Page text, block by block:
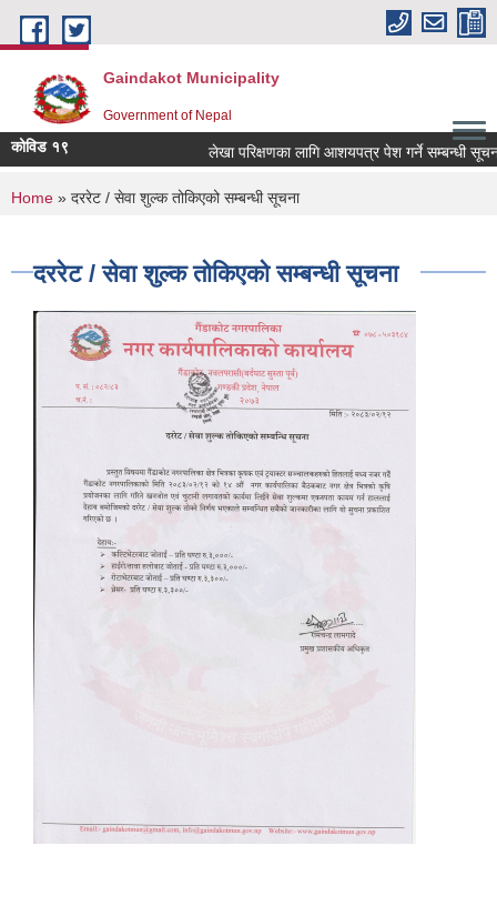
Skip to main content
Gaindakot Municipality
Government of Nepal
कोविड १९ लेखा परिक्षणका लागि आशयपत्र पेश गर्ने सम्बन्धी सूचना
You are here
Home » दररेट / सेवा शुल्क तोकिएको सम्बन्धी सूचना
दररेट / सेवा शुल्क तोकिएको सम्बन्धी सूचना